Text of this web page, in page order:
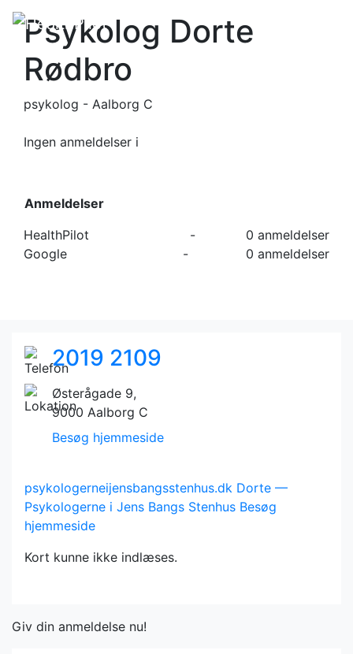
Psykolog Dorte
Rødbro
psykolog - Aalborg C
Ingen anmeldelser i
Anmeldelser
HealthPilot
-
0 anmeldelser
Google
- 0 anmeldelser
2019 2109
Østerågade 9,
9000 Aalborg C
Besøg hjemmeside
psykologerneijensbangsstenhus.dk Dorte —
Psykologerne i Jens Bangs Stenhus Besøg
hjemmeside
Kort kunne ikke indlæses.
Giv din anmeldelse nu!